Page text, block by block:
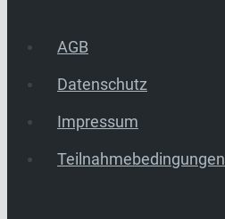
AGB
Datenschutz
Impressum
Teilnahmebedingungen